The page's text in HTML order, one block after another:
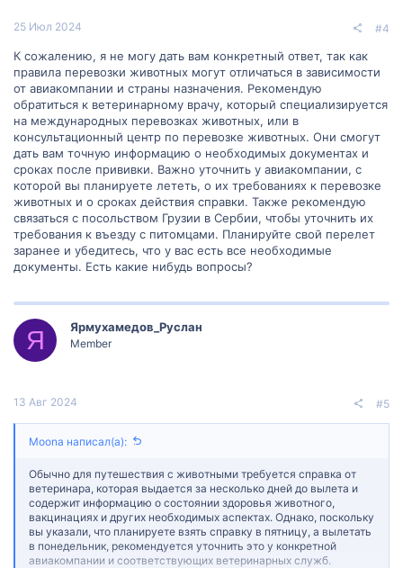
25 Июл 2024 #4
К сожалению, я не могу дать вам конкретный ответ, так как
правила перевозки животных могут отличаться в зависимости
от авиакомпании и страны назначения. Рекомендую
обратиться к ветеринарному врачу, который специализируется
на международных перевозках животных, или в
консультационный центр по перевозке животных. Они смогут
дать вам точную информацию о необходимых документах и
сроках после прививки. Важно уточнить у авиакомпании, с
которой вы планируете лететь, о их требованиях к перевозке
животных и о сроках действия справки. Также рекомендую
связаться с посольством Грузии в Сербии, чтобы уточнить их
требования к въезду с питомцами. Планируйте свой перелет
заранее и убедитесь, что у вас есть все необходимые
документы. Есть какие нибудь вопросы?
Я Ярмухамедов_Руслан
Member
13 Авг 2024 #5
Moona написал(а):
Обычно для путешествия с животными требуется справка от
ветеринара, которая выдается за несколько дней до вылета и
содержит информацию о состоянии здоровья животного,
вакцинациях и других необходимых аспектах. Однако, поскольку
вы указали, что планируете взять справку в пятницу, а вылетать
в понедельник, рекомендуется уточнить это у конкретной
авиакомпании и соответствующих ветеринарных служб.